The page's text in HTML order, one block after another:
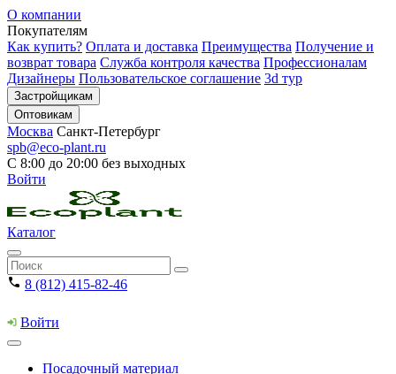
О компании
Покупателям
Как купить? Оплата и доставка Преимущества Получение и
возврат товара Служба контроля качества Профессионалам
Дизайнеры Пользовательское соглашение 3d тур
Застройщикам
Оптовикам
Москва Санкт-Петербург
spb@eco-plant.ru
С 8:00 до 20:00 без выходных
Войти
Каталог
8 (812) 415-82-46
Войти
Посадочный материал